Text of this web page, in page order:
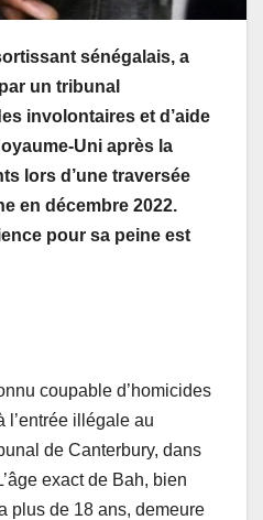
sénégalais, a
un tribunal
involontaires et d’aide
Uni après la
lors d’une traversée
en décembre 2022.
pour sa peine est
coupable d’homicides
l’entrée illégale au
de Canterbury, dans
exact de Bah, bien
plus de 18 ans, demeure